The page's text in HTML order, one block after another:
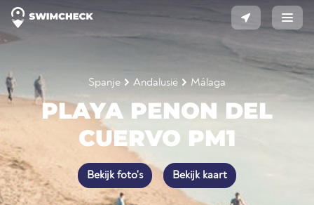
Spanje Andalusië Málaga
PLAYA PENON DEL
CUERVO PM1
Bekijk foto's Bekijk kaart